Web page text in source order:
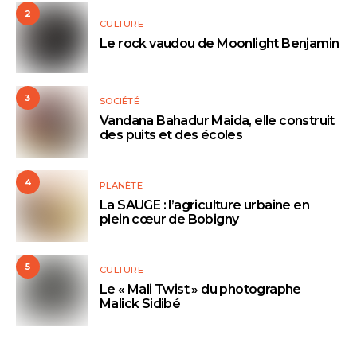
2
CULTURE
Le rock vaudou de Moonlight Benjamin
3 SOCIÉTÉ
Vandana Bahadur Maida, elle construit
des puits et des écoles
4 PLANÈTE
La SAUGE : l’agriculture urbaine en
plein cœur de Bobigny
5 CULTURE
Le « Mali Twist » du photographe
Malick Sidibé